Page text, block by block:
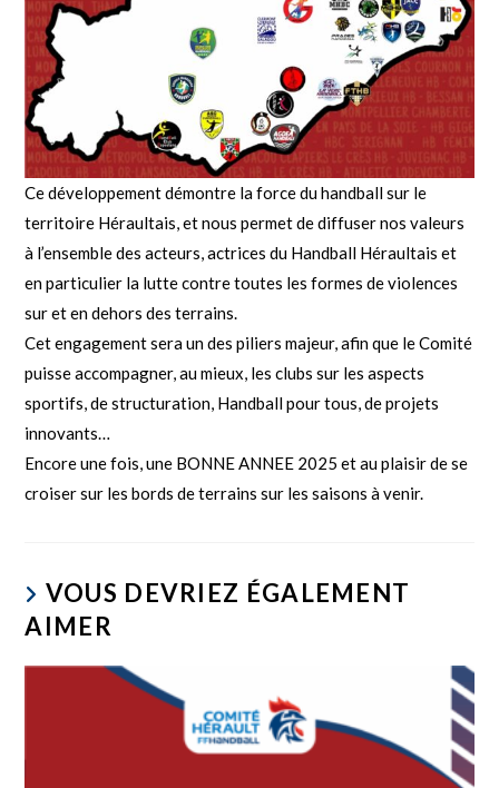
Ce développement démontre la force du handball sur le
territoire Héraultais, et nous permet de diffuser nos valeurs
à l’ensemble des acteurs, actrices du Handball Héraultais et
en particulier la lutte contre toutes les formes de violences
sur et en dehors des terrains.
Cet engagement sera un des piliers majeur, afin que le Comité
puisse accompagner, au mieux, les clubs sur les aspects
sportifs, de structuration, Handball pour tous, de projets
innovants…
Encore une fois, une BONNE ANNEE 2025 et au plaisir de se
croiser sur les bords de terrains sur les saisons à venir.
VOUS DEVRIEZ ÉGALEMENT
AIMER